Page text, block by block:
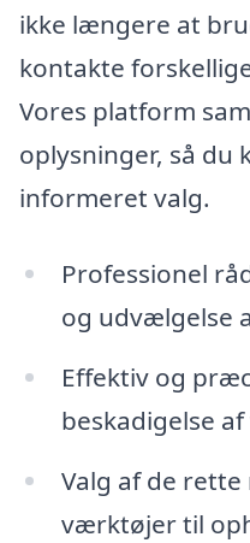
ikke længere at
kontakte
Vores platform
oplysninger, så du
informeret valg.
Professionel
og udvælgelse
Effektiv og
beskadigelse
Valg af de
værktøjer til